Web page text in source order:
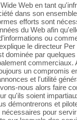
Web en tant
dans son
efforts sont
du Web afin
ou
le directeur
dominée par
commerciaux.
un compromis
et l'utilité
nous alors faire
qu'ils soient
démontrerons et
pour